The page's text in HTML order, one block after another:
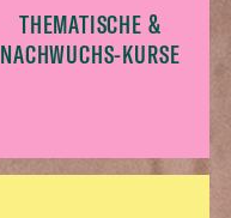
THEMATISCHE &
NACHWUCHS-KURSE